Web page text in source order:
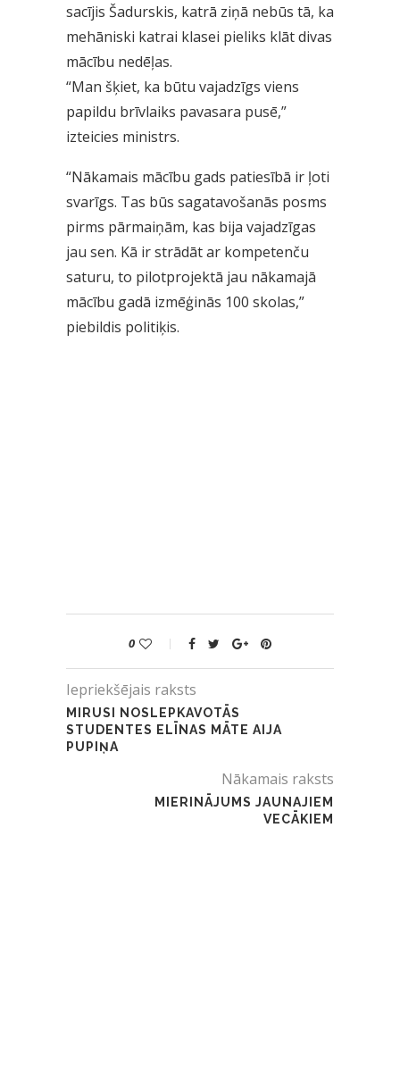
sacījis Šadurskis, katrā ziņā nebūs tā, ka
mehāniski katrai klasei pieliks klāt divas
mācību nedēļas.
“Man šķiet, ka būtu vajadzīgs viens
papildu brīvlaiks pavasara pusē,”
izteicies ministrs.
“Nākamais mācību gads patiesībā ir ļoti
svarīgs. Tas būs sagatavošanās posms
pirms pārmaiņām, kas bija vajadzīgas
jau sen. Kā ir strādāt ar kompetenču
saturu, to pilotprojektā jau nākamajā
mācību gadā izmēģinās 100 skolas,”
piebildis politiķis.
0
Iepriekšējais raksts
MIRUSI NOSLEPKAVOTĀS
STUDENTES ELĪNAS MĀTE AIJA
PUPIŅA
Nākamais raksts
MIERINĀJUMS JAUNAJIEM
VECĀKIEM